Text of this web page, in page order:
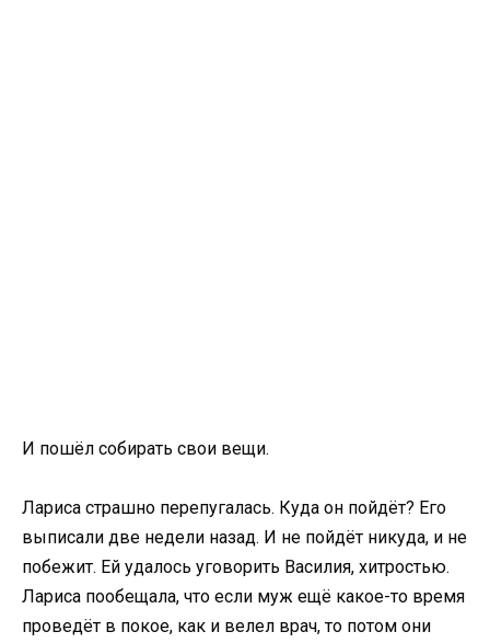
И пошёл собирать свои вещи.
Лариса страшно перепугалась. Куда он пойдёт? Его
выписали две недели назад. И не пойдёт никуда, и не
побежит. Ей удалось уговорить Василия, хитростью.
Лариса пообещала, что если муж ещё какое-то время
проведёт в покое, как и велел врач, то потом они